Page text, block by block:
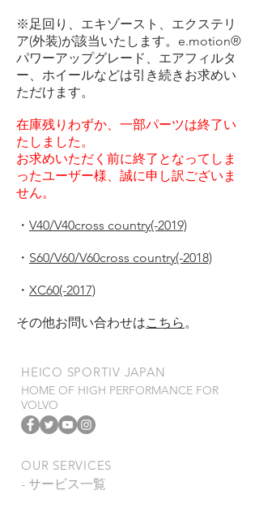
​※足回り、エキゾースト、エクステリ
ア(外装)が該当いたします。e.motion®
パワーアップグレード、エアフィルタ
ー、ホイールなどは引き続きお求めい
ただけます。
在庫残りわずか、一部パーツは終了い
たしました。
お求めいただく前に終了となってしま
ったユーザー様、誠に申し訳ございま
せん。
・ V40/V40cross country(-2019)
・ S60/V60/V60cross country(-2018)
・ XC60(-2017)
​その他お問い合わせはこちら。
​HEICO SPORTIV JAPAN
HOME OF HIGH PERFORMANCE FOR
VOLVO
OUR SERVICES
- サービス一覧